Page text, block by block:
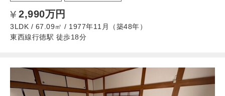
2,990万円
3LDK / 67.09㎡ / 1977年11月（築48年）
東西線行徳駅 徒歩18分